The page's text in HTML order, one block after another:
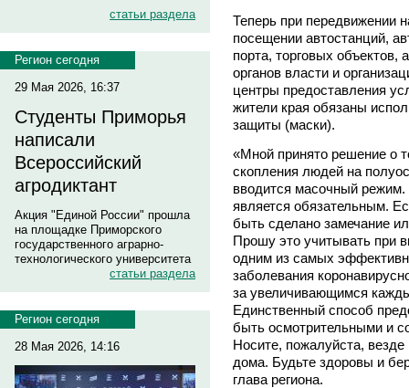
статьи раздела
Регион сегодня
29 Мая 2026, 16:37
Студенты Приморья
написали
Всероссийский
агродиктант
Акция "Единой России" прошла
на площадке Приморского
государственного аграрно-
технологического университета
статьи раздела
Регион сегодня
28 Мая 2026, 14:16
Теперь при передвижении
посещении автостанций,
порта, торговых объектов,
органов власти и
центры предоставления
жители края обязаны
защиты (маски).
«Мной принято решение о
скопления людей на
вводится масочный
является обязательным.
быть сделано замечание
Прошу это учитывать при
одним из самых
заболевания
за увеличивающимся
Единственный способ
быть осмотрительными и
Носите, пожалуйста, везде
дома. Будьте здоровы и
глава региона.